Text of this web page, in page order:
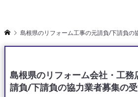
島根県のリフォーム工事の元請負/下請負の
島根県のリフォーム会社・工務
請負/下請負の協力業者募集の